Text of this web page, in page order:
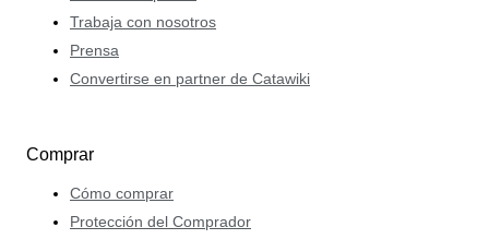
Trabaja con nosotros
Prensa
Convertirse en partner de Catawiki
Comprar
Cómo comprar
Protección del Comprador